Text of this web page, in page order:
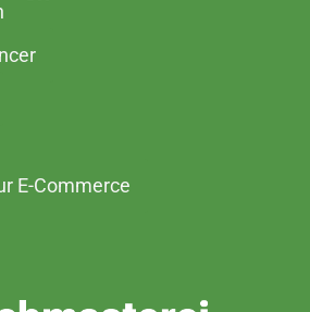
E-Commerce